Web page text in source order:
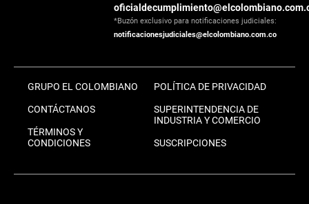
*Buzón exclusivo para notificaciones judiciales:
notificacionesjudiciales@elcolombiano.com.co
GRUPO EL COLOMBIANO
CONTÁCTANOS
TÉRMINOS Y
CONDICIONES
POLÍTICA DE PRIVACIDAD
SUPERINTENDENCIA DE
INDUSTRIA Y COMERCIO
SUSCRIPCIONES